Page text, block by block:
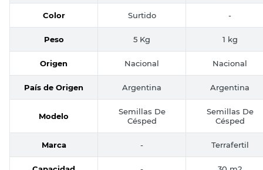
Color Surtido -
Peso 5 Kg 1 kg
Origen Nacional Nacional
País de Origen Argentina Argentina
Modelo
Semillas De
Césped
Semillas De
Césped
Marca - Terrafertil